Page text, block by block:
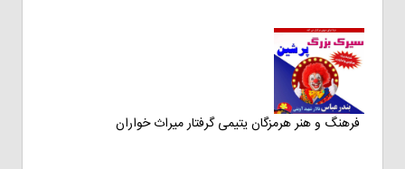
فرهنگ و هنر هرمزگان یتیمی گرفتار میراث خواران